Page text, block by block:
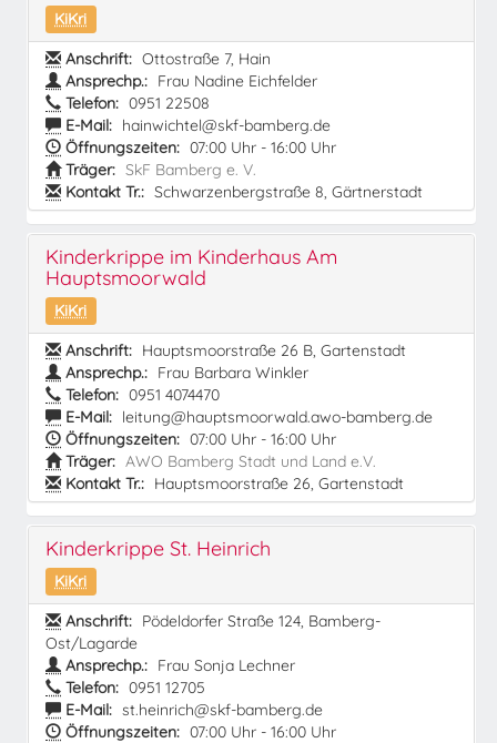
KiKri
Anschrift: Ottostraße 7, Hain
Ansprechp.: Frau Nadine Eichfelder
Telefon: 0951 22508
E-Mail: hainwichtel@skf-bamberg.de
Öffnungszeiten: 07:00 Uhr - 16:00 Uhr
Träger: SkF Bamberg e. V.
Kontakt Tr.: Schwarzenbergstraße 8, Gärtnerstadt
Kinderkrippe im Kinderhaus Am
Hauptsmoorwald
KiKri
Anschrift: Hauptsmoorstraße 26 B, Gartenstadt
Ansprechp.: Frau Barbara Winkler
Telefon: 0951 4074470
E-Mail: leitung@hauptsmoorwald.awo-bamberg.de
Öffnungszeiten: 07:00 Uhr - 16:00 Uhr
Träger: AWO Bamberg Stadt und Land e.V.
Kontakt Tr.: Hauptsmoorstraße 26, Gartenstadt
Kinderkrippe St. Heinrich
KiKri
Anschrift: Pödeldorfer Straße 124, Bamberg-
Ost/Lagarde
Ansprechp.: Frau Sonja Lechner
Telefon: 0951 12705
E-Mail: st.heinrich@skf-bamberg.de
Öffnungszeiten: 07:00 Uhr - 16:00 Uhr